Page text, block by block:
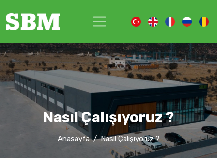
Nasıl Çalışıyoruz ?
Anasayfa Nasıl Çalışıyoruz ?